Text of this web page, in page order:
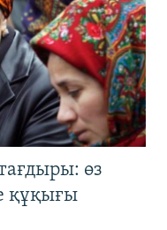
өз
құқығы